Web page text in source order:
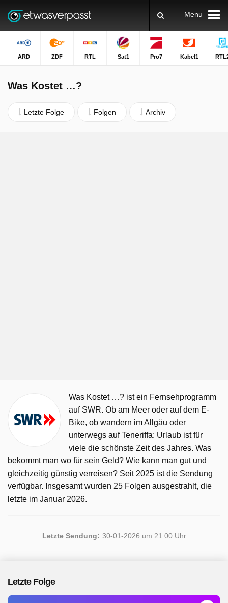
Menu
ARD ZDF RTL Sat1 Pro7 Kabel1
Was Kostet …?
Letzte Folge Folgen Archiv
Was Kostet …? ist ein Fernsehprogramm
auf SWR. Ob am Meer oder auf dem E-
Bike, ob wandern im Allgäu oder
unterwegs auf Teneriffa: Urlaub ist für
viele die schönste Zeit des Jahres. Was
bekommt man wo für sein Geld? Wie kann man gut und
gleichzeitig günstig verreisen? Seit 2025 ist die Sendung
verfügbar. Insgesamt wurden 25 Folgen ausgestrahlt, die
letzte im Januar 2026.
Letzte Sendung: 30-01-2026 um 21:00 Uhr
Letzte Folge